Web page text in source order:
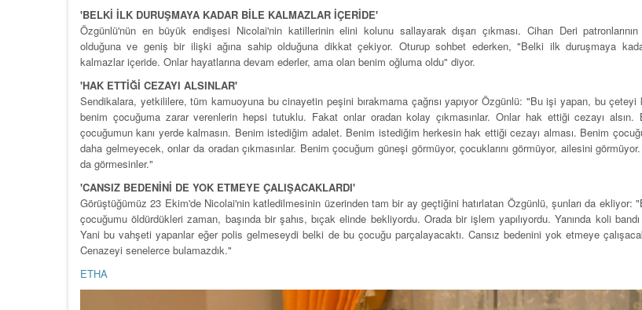
'BELKİ İLK DURUŞMAYA KADAR BİLE KALMAZLAR İÇERİDE'
Özgünlü'nün en büyük endişesi Nicolai'nin katillerinin elini kolunu sallayarak dışarı çıkması. Cihan Deri
olduğuna ve geniş bir ilişki ağına sahip olduğuna dikkat çekiyor. Oturup sohbet ederken, "Belki ilk duruşmaya
kalmazlar içeride. Onlar hayatlarına devam ederler, ama olan benim oğluma oldu" diyor.
'HAK ETTİĞİ CEZAYI ALSINLAR'
Sendikalara, yetkililere, tüm kamuoyuna bu cinayetin peşini bırakmama çağrısı yapıyor Özgünlü: "Bu işi yapan, bu çeteyi
benim çocuğuma zarar verenlerin hepsi tutuklu. Fakat onlar oradan kolay çıkmasınlar. Onlar hak ettiği cezayı alsın.
çocuğumun kanı yerde kalmasın. Benim istediğim adalet. Benim istediğim herkesin hak ettiği cezayı alması. Benim
daha gelmeyecek, onlar da oradan çıkmasınlar. Benim çocuğum güneşi görmüyor, çocuklarını görmüyor, ailesini
da görmesinler."
'CANSIZ BEDENİNİ DE YOK ETMEYE ÇALIŞACAKLARDI'
Görüştüğümüz 23 Ekim'de Nicolai'nin katledilmesinin üzerinden tam bir ay geçtiğini hatırlatan Özgünlü, şunları da ekliyor:
çocuğumu öldürdükleri zaman, başında bir şahıs, bıçak elinde bekliyordu. Orada bir işlem yapılıyordu. Yanında koli bandı
Yani bu vahşeti yapanlar eğer polis gelmeseydi belki de bu çocuğu parçalayacaktı. Cansız bedenini yok etmeye
Cenazeyi senelerce bulamazdık."
ETHA